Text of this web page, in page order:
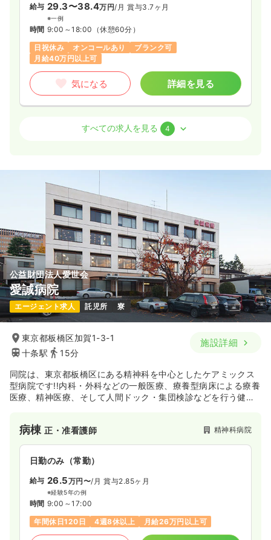
※経験5年の例
8:30～17:30
日祝休み
4週8休以上
オンコールあり
担当業務未経験可
ブランク可
第二新卒可
月給37万円以上可
気になる 詳細を見る
正・准看護師
24.5
※経験2年の例
8:00～17:00
4週8休以上
ブランク可 月給24万円以上可
気になる 詳細を見る
給与 29.3〜38.4万円/月 賞与3.7ヶ月
※一例
時間 9:00～18:00 （休憩60分）
日祝休み
オンコールあり
ブランク可
月給40万円以上可
気になる 詳細を見る
介護・福祉系正看護師
※経験12年の例
8:30～17:30
ブランク可
月給40万円以上可
気になる 詳細を見る
日勤のみ（常勤） 一時募集休止
給与 27.0万円/月 賞与89.2万円
※一例
時間 8:30～17:30
ブランク可
気になる 詳細を見る
日勤のみ（常勤） 一時募集休止
給与 27.0 万円
※一例
8:30～17:30
ブランク可
第二新卒可
気になる 詳細を見る
すべての求人を見る 4
公益財団法人愛世会
愛誠病院
エージェント求人 託児所 寮
東京都板橋区加賀1-3-1
十条駅
15分
施設詳細
同院は、東京都板橋区にある精神科を中心としたケアミックス
型病院です!!内科・外科などの一般医療、療養型病床による療養
医療、精神医療、そして人間ドック・集団検診などを行う健康
病棟正・准看護師 精神科病院
日勤のみ（常勤）
給与 26.5万円〜/月 賞与2.85ヶ月
※経験5年の例
時間 9:00～17:00
年間休日120日
4週8休以上 月給26万円以上可